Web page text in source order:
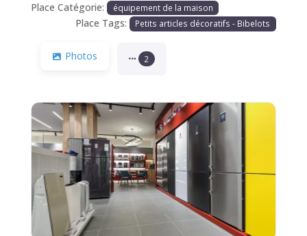
Place Catégorie: équipement de la maison
Place Tags: Petits articles décoratifs - Bibelots
Photos 2